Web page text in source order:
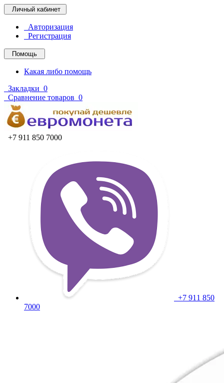
Личный кабинет
Авторизация
Регистрация
Помощь
Какая либо помощь
Закладки 0
Сравнение товаров 0
+7 911 850 7000
+7 911 850
7000